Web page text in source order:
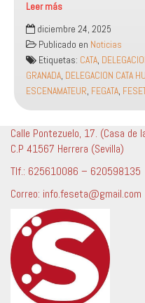
Leer más
Felicitación
Navideña
de
la
Federación
de
Sevilla
de
Grupos
Teatro
Aficionado
Amateur
Feseta:
diciembre 24, 2025
Publicado en Noticias
Etiquetas: CATA,
GRANADA, DELEGACION CATA
ESCENAMATEUR, FEGATA,
Calle Pontezuelo, 17. (Casa de
C.P 41567 Herrera (Sevilla)
Tlf.: 625610086 – 620598135
Correo: info.feseta@gmail.com